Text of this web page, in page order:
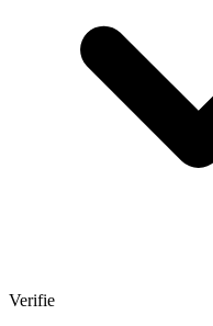
Verifie